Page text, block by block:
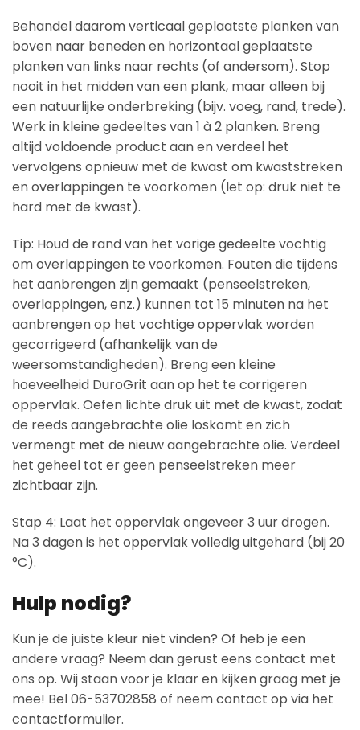
Behandel daarom verticaal geplaatste planken van
boven naar beneden en horizontaal geplaatste
planken van links naar rechts (of andersom). Stop
nooit in het midden van een plank, maar alleen bij
een natuurlijke onderbreking (bijv. voeg, rand, trede).
Werk in kleine gedeeltes van 1 à 2 planken. Breng
altijd voldoende product aan en verdeel het
vervolgens opnieuw met de kwast om kwaststreken
en overlappingen te voorkomen (let op: druk niet te
hard met de kwast).
Tip: Houd de rand van het vorige gedeelte vochtig
om overlappingen te voorkomen. Fouten die tijdens
het aanbrengen zijn gemaakt (penseelstreken,
overlappingen, enz.) kunnen tot 15 minuten na het
aanbrengen op het vochtige oppervlak worden
gecorrigeerd (afhankelijk van de
weersomstandigheden). Breng een kleine
hoeveelheid DuroGrit aan op het te corrigeren
oppervlak. Oefen lichte druk uit met de kwast, zodat
de reeds aangebrachte olie loskomt en zich
vermengt met de nieuw aangebrachte olie. Verdeel
het geheel tot er geen penseelstreken meer
zichtbaar zijn.
Stap 4: Laat het oppervlak ongeveer 3 uur drogen.
Na 3 dagen is het oppervlak volledig uitgehard (bij 20
°C).
Hulp nodig?
Kun je de juiste kleur niet vinden? Of heb je een
andere vraag? Neem dan gerust eens contact met
ons op. Wij staan voor je klaar en kijken graag met je
mee! Bel 06-53702858 of neem contact op via het
contactformulier.